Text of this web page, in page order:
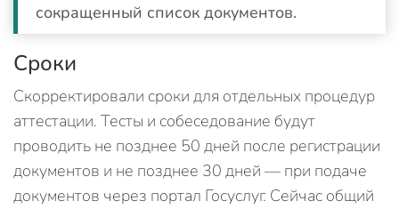
сокращенный список документов.
Сроки
Скорректировали сроки для отдельных процедур
аттестации. Тесты и собеседование будут
проводить не позднее 50 дней после регистрации
документов и не позднее 30 дней — при подаче
документов через портал Госуслуг. Сейчас общий